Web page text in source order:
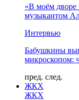
«В моём
музыкантом
Интервью
Бабушкины
микроскопом:
пред. след.
ЖКХ
ЖКХ